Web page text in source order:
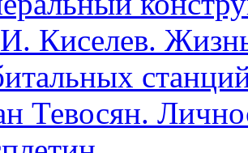
Киселев.
Тевосян.